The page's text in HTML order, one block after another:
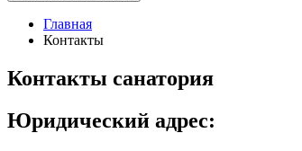
Главная
Контакты
Контакты санатория
Юридический адрес: